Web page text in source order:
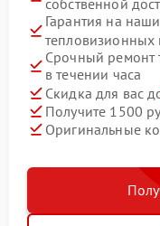
собственной
Гарантия на
тепловизионных
Срочный ремонт
в течении часа
Скидка для вас
Получите 1500
Оригинальные